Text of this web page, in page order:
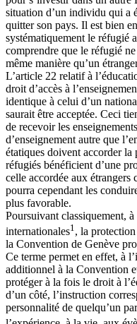
situation d’un individu qui a
quitter son pays. Il est bien
systématiquement le réfugié
comprendre que le réfugié
même manière qu’un
L’article 22 relatif à
droit d’accès à
identique à celui d’un
saurait être acceptée. Ceci
de recevoir les
d’enseignement autre que
étatiques doivent accorder la
réfugiés bénéficient d’une
celle accordée aux
pourra cependant les
plus favorable.
Poursuivant classiquement,
internationales1 , la
la Convention de Genève
Ce terme permet en effet, à
additionnel à la Convention
protéger à la fois le droit à
d’un côté, l’instruction
personnalité de quelqu’un